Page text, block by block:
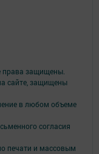
права защищены.
сайте, защищены
в любом объеме
согласия
печати и массовым